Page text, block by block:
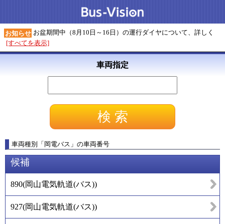
お知らせ お盆期間中（8月10日～16日）の運行ダイヤについて、詳しく
[すべてを表示]
車両指定
車両種別 「岡電バス 」 の車両番号
候補
890(岡山電気軌道(バス))
927(岡山電気軌道(バス))